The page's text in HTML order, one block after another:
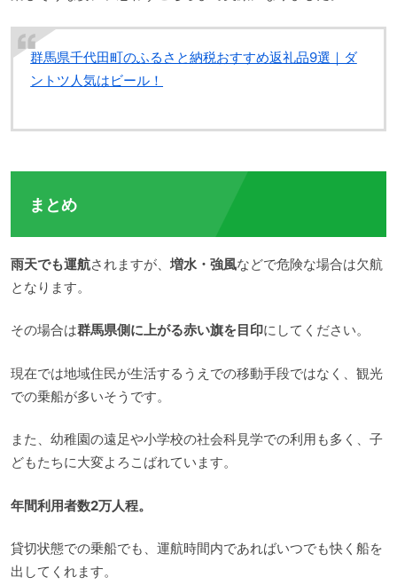
群馬県千代田町のふるさと納税おすすめ返礼品9選｜ダ
ントツ人気はビール！
まとめ
雨天でも運航されますが、 増水・強風などで危険な場合は欠航
となります。
その場合は群馬県側に上がる赤い旗を目印にしてください。
現在では地域住民が生活するうえでの移動手段ではなく、観光
での乗船が多いそうです。
また、幼稚園の遠足や小学校の社会科見学での利用も多く、子
どもたちに大変よろこばれています。
年間利用者数2万人程。
貸切状態での乗船でも、運航時間内であればいつでも快く船を
出してくれます。